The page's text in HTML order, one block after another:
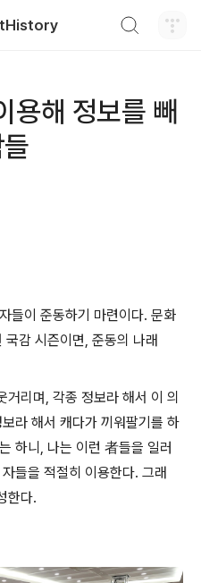
용해 정보를 빼
들이 준동하기 마련이다. 문화
감 시즌이면, 준동의 나래
리며, 각종 정보라 해서 이 의
라 해서 캐다가 끼워팔기를 하
하니, 나는 이런 者들을 일러
들을 적절히 이용한다. 그래
한다.